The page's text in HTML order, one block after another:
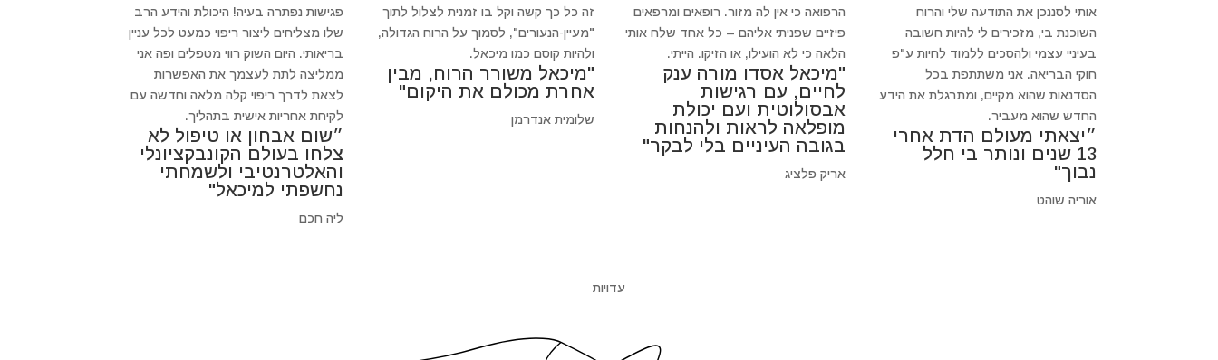
פגישות נפתרה בעיה! היכולת והידע הרב
שלו מצליחים ליצור ריפוי כמעט לכל עניין
בריאותי. היום השוק רווי מטפלים ופה אני
ממליצה לתת לעצמך את האפשרות
לצאת לדרך ריפוי קלה מלאה וחדשה עם
לקיחת אחריות אישית בתהליך.
״שום אבחון או טיפול לא
צלחו בעולם הקונבקציונלי
והאלטרנטיבי ולשמחתי
נחשפתי למיכאל"
ליה חכם
זה כל כך קשה וקל בו זמנית לצלול לתוך
"מעיין-הנעורים", לסמוך על הרוח הגדולה,
ולהיות קוסם כמו מיכאל.
"מיכאל משורר הרוח, מבין
אחרת מכולם את היקום"
שלומית אנדרמן
הרפואה כי אין לה מזור. רופאים ומרפאים
פיזיים שפניתי אליהם – כל אחד שלח אותי
הלאה כי לא הועילו, או הזיקו. הייתי.
"מיכאל אסדו מורה ענק
לחיים, עם רגישות
אבסולוטית ועם יכולת
מופלאה לראות ולהנחות
בגובה העיניים בלי לבקר"
אריק פלציג
אותי לסננכן את התודעה שלי והרוח
השוכנת בי, מזכירים לי להיות חשובה
בעיניי עצמי ולהסכים ללמוד לחיות ע"פ
חוקי הבריאה. אני משתתפת בכל
הסדנאות שהוא מקיים, ומתרגלת את הידע
החדש שהוא מעביר.
״יצאתי מעולם הדת אחרי
13 שנים ונותר בי חלל
נבוך"
אוריה שוהט
עדויות